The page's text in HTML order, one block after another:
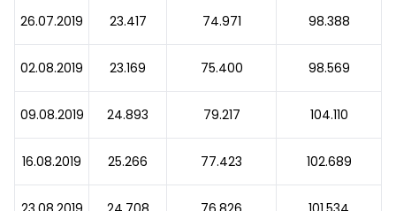
26.07.2019 23.417 74.971 98.388
02.08.2019 23.169 75.400 98.569
09.08.2019 24.893 79.217 104.110
16.08.2019 25.266 77.423 102.689